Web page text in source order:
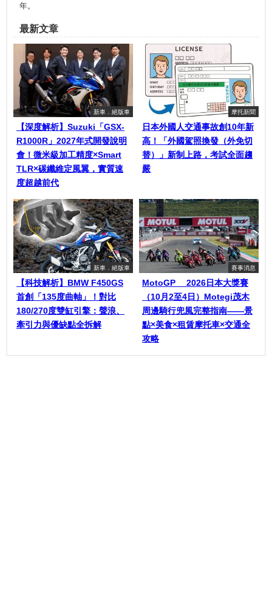
年。
最新文章
新車．絕版車
【深度解析】Suzuki「GSX-
R1000R」2027年式開發說明
會！微米級加工精度×Smart
TLR×碳纖維定風翼，實質速
度超越前代
摩托新聞
日本外國人交通事故創10年新
高！「外國駕照換發（外免切
替）」新制上路，考試全面趨
嚴
新車．絕版車
【科技解析】BMW F450GS
首創「135度曲軸」！對比
180/270度雙缸引擎：聲浪、
牽引力與優缺點全拆解
賽事消息
MotoGP™ 2026日本大獎賽
（10月2至4日）Motegi茂木
周邊騎行兜風完整指南——景
點×美食×租賃摩托車×交通全
攻略